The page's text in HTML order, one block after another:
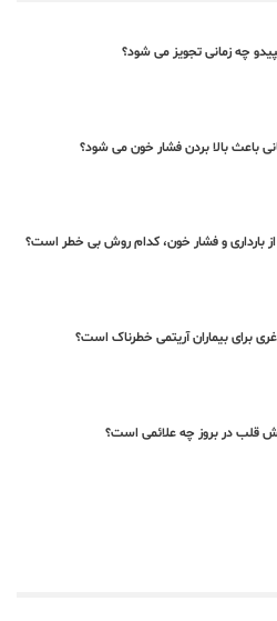
چه زمانی تجویز می شود؟
باعث بالا بردن فشار خون می شود؟
بارداری و فشار خون، کدام روش بی خطر است؟
برای بیماران آریتمی خطرناک است؟
قلب در بروز چه علائمی است؟